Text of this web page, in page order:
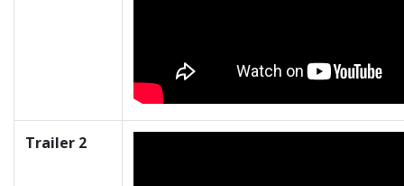
Trailer 2